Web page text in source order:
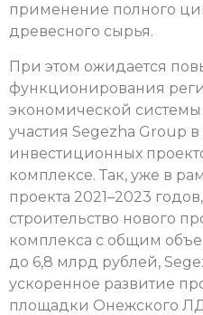
применение полного
древесного сырья.
При этом ожидается
функционирования
экономической системы
участия Segezha Group
инвестиционных
комплексе. Так, уже в
проекта 2021–2023
строительство нового
комплекса с общим
до 6,8 млрд рублей,
ускоренное развитие
площадки Онежского